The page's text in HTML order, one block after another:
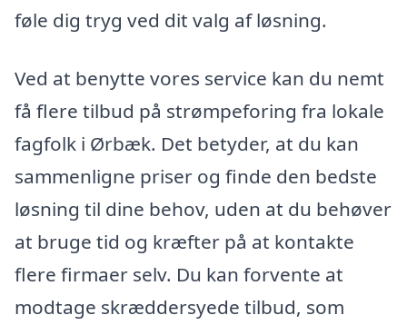
føle dig tryg ved dit valg af løsning.
Ved at benytte vores service kan du nemt
få flere tilbud på strømpeforing fra lokale
fagfolk i Ørbæk. Det betyder, at du kan
sammenligne priser og finde den bedste
løsning til dine behov, uden at du behøver
at bruge tid og kræfter på at kontakte
flere firmaer selv. Du kan forvente at
modtage skræddersyede tilbud, som